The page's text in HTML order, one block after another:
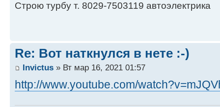
Строю турбу т. 8029-7503119 автоэлектрика
Re: Вот наткнулся в нете :-)
Invictus » Вт мар 16, 2021 01:57
http://www.youtube.com/